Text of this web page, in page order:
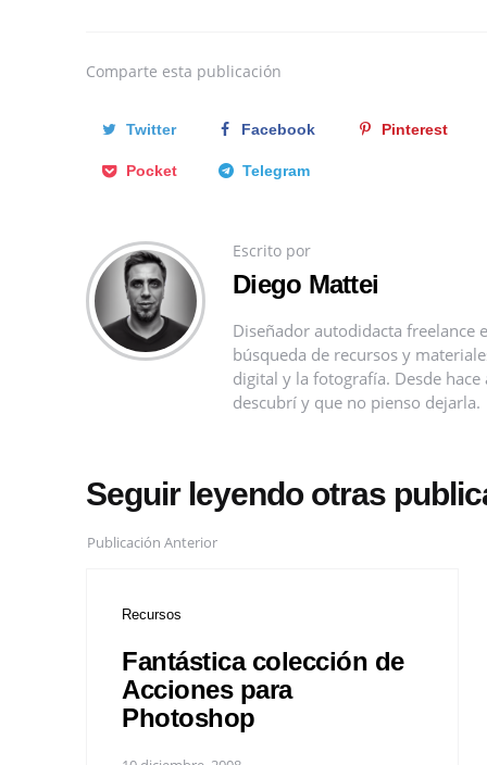
Comparte esta publicación
Twitter Facebook Pinterest
Pocket Telegram
Escrito por
Diego Mattei
Diseñador autodidacta freelance
búsqueda de recursos y
digital y la fotografía. Desde
descubrí y que no pienso dejarla.
Seguir leyendo otras
Publicación Anterior
Recursos
Fantástica colección de
Acciones para
Photoshop